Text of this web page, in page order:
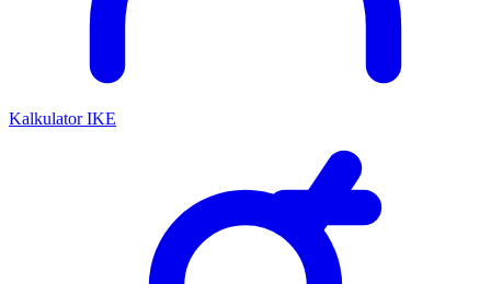
Kalkulator IKE